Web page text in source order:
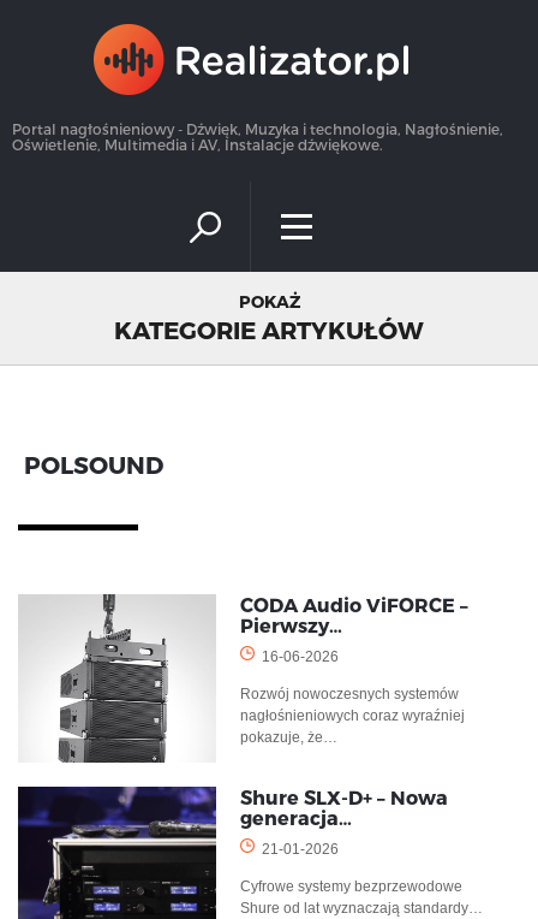
Portal nagłośnieniowy - Dźwięk, Muzyka i technologia, Nagłośnienie,
Oświetlenie, Multimedia i AV, Instalacje dźwiękowe.
POKAŻ
KATEGORIE ARTYKUŁÓW
POLSOUND
CODA Audio ViFORCE –
Pierwszy…
16-06-2026
Rozwój nowoczesnych systemów
nagłośnieniowych coraz wyraźniej
pokazuje, że…
Shure SLX-D+ – Nowa
generacja…
21-01-2026
Cyfrowe systemy bezprzewodowe
Shure od lat wyznaczają standardy…